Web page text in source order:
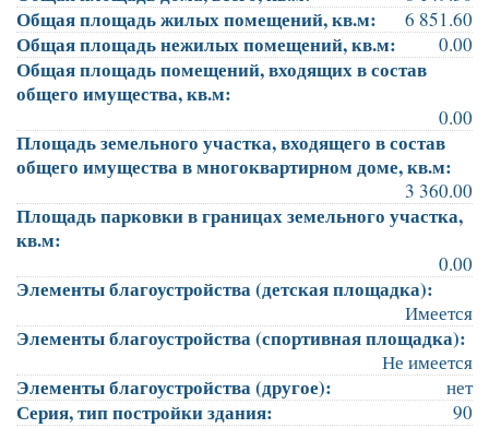
Общая площадь жилых помещений, кв.м: 6 851.60
Общая площадь нежилых помещений, кв.м: 0.00
Общая площадь помещений, входящих в состав
общего имущества, кв.м:
0.00
Площадь земельного участка, входящего в состав
общего имущества в многоквартирном доме, кв.м:
3 360.00
Площадь парковки в границах земельного участка,
кв.м:
0.00
Элементы благоустройства (детская площадка):
Имеется
Элементы благоустройства (спортивная площадка):
Не имеется
Элементы благоустройства (другое): нет
Серия, тип постройки здания: 90